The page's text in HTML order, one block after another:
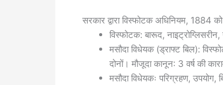
सरकार द्वारा विस्फोटक अधिनियम, 1884
विस्फोटक: बारूद,
मसौदा विधेयक (ड्राफ्ट बिल):
दोनों। मौजूदा कानून: 3 वर्ष की
मसौदा विधेयकः परिग्रहण, उपयोग,